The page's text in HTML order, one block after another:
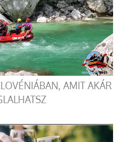
AMIT AKÁR